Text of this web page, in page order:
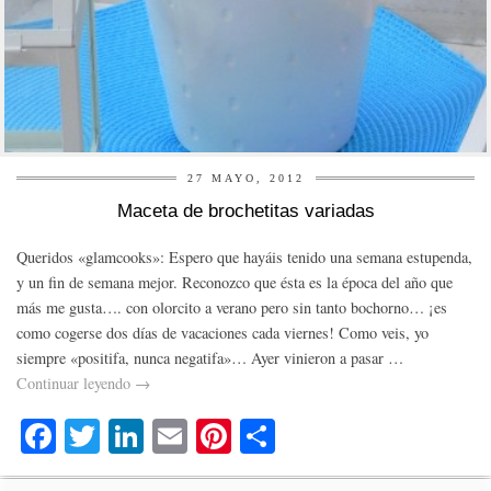
27 MAYO, 2012
Maceta de brochetitas variadas
Queridos «glamcooks»: Espero que hayáis tenido una semana estupenda,
y un fin de semana mejor. Reconozco que ésta es la época del año que
más me gusta…. con olorcito a verano pero sin tanto bochorno… ¡es
como cogerse dos días de vacaciones cada viernes! Como veis, yo
siempre «positifa, nunca negatifa»… Ayer vinieron a pasar …
Continuar leyendo →
Fa
ce
T
wi
Li
nk
E
m
Pi
nt o